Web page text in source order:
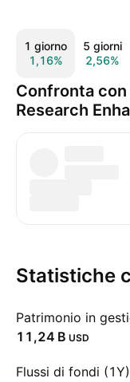
1 giorno
1,16%
5 giorni
2,56%
Confronta
Research
Statistiche
Patrimonio in
‪11,24 B‬ USD
Flussi di fondi (1Y)